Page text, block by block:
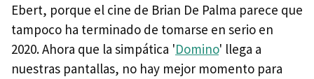
Ebert, porque el cine de Brian De Palma parece que
tampoco ha terminado de tomarse en serio en
2020. Ahora que la simpática 'Domino' llega a
nuestras pantallas, no hay mejor momento para